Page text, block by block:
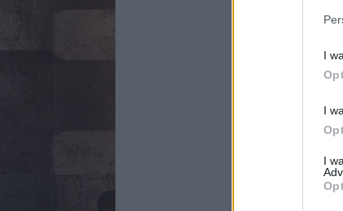
I
I
I